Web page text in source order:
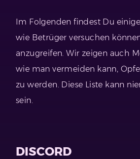
Im Folgenden findest Du
wie Betrüger versuchen
anzugreifen. Wir zeigen auch
wie man vermeiden kann,
zu werden. Diese Liste kann
sein.
DISCORD